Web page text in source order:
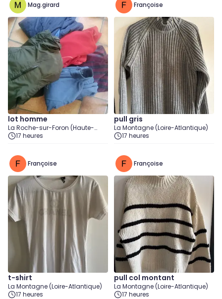
Mag.girard
lot homme
La Roche-sur-Foron (Haute-
Savoie)
17 heures
Françoise
pull gris
La Montagne (Loire-Atlantique)
17 heures
Françoise
t-shirt
La Montagne (Loire-Atlantique)
17 heures
Françoise
pull col montant
La Montagne (Loire-Atlantique)
17 heures